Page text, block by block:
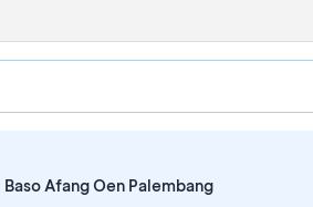
Baso Afang Oen Palembang